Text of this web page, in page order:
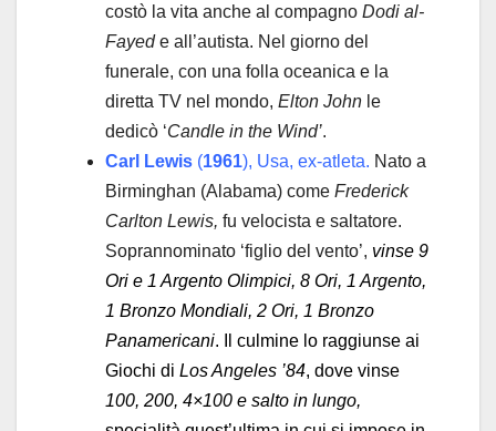
costò la vita anche al compagno Dodi al-
Fayede all’autista. Nel giorno del
funerale, con una folla oceanica e la
diretta TV nel mondo, Elton John le
dedicò ‘Candle in the Wind’.
Carl Lewis (1961), Usa, ex-atleta. Nato a
Birminghan (Alabama) come Frederick
Carlton Lewis, fu velocista e saltatore.
Soprannominato ‘figlio del vento’, vinse 9
Ori e 1 Argento Olimpici, 8 Ori, 1 Argento,
1 Bronzo Mondiali, 2 Ori, 1 Bronzo
Panamericani. Il culmine lo raggiunse ai
Giochi di Los Angeles ’84, dove vinse
100, 200, 4×100 e salto in lungo,